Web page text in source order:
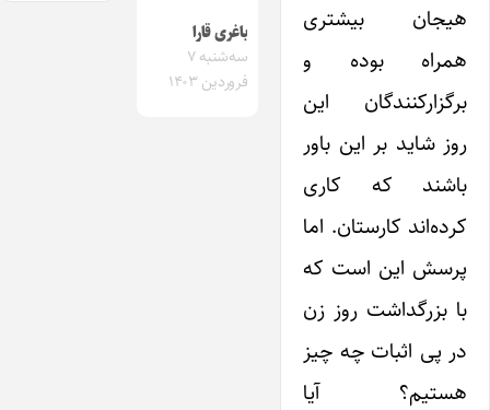
هیجان بیشتری
همراه بوده و
برگزارکنندگان این
روز شاید بر این باور
باشند که کاری
کرده‌اند کارستان. اما
پرسش این است که
با بزرگداشت روز زن
در پی اثبات چه چیز
هستیم؟ آیا
باغری قارا
سه‌شنبه ۷
فروردین ۱۴۰۳